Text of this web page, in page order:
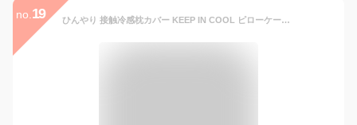
no. 19 ひんやり 接触冷感枕カバー KEEP IN COOL ピローケース 50x70cm クールピローケース マニフレックスのピローグランデに使える大型枕(50x70cm)用のアイスピローケース【メール便可】